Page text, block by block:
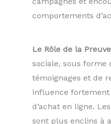
comportements
Le Rôle de la
sociale, sous forme
témoignages et de
influence fortement
d’achat en ligne.
sont plus enclins à